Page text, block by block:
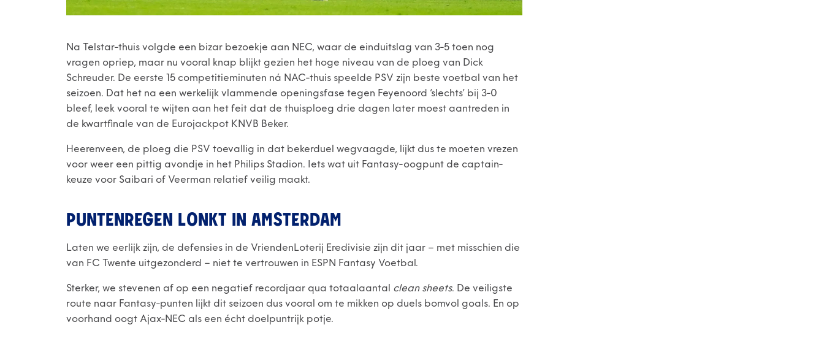
Na Telstar-thuis volgde een bizar bezoekje aan NEC, waar de einduitslag van 3-5 toen nog
vragen opriep, maar nu vooral knap blijkt gezien het hoge niveau van de ploeg van Dick
Schreuder. De eerste 15 competitieminuten ná NAC-thuis speelde PSV zijn beste voetbal van het
seizoen. Dat het na een werkelijk vlammende openingsfase tegen Feyenoord ‘slechts’ bij 3-0
bleef, leek vooral te wijten aan het feit dat de thuisploeg drie dagen later moest aantreden in
de kwartfinale van de Eurojackpot KNVB Beker.
Heerenveen, de ploeg die PSV toevallig in dat bekerduel wegvaagde, lijkt dus te moeten vrezen
voor weer een pittig avondje in het Philips Stadion. Iets wat uit Fantasy-oogpunt de captain-
keuze voor Saibari of Veerman relatief veilig maakt.
PUNTENREGEN LONKT IN AMSTERDAM
Laten we eerlijk zijn, de defensies in de VriendenLoterij Eredivisie zijn dit jaar – met misschien die
van FC Twente uitgezonderd – niet te vertrouwen in ESPN Fantasy Voetbal.
Sterker, we stevenen af op een negatief recordjaar qua totaalaantal clean sheets. De veiligste
route naar Fantasy-punten lijkt dit seizoen dus vooral om te mikken op duels bomvol goals. En op
voorhand oogt Ajax-NEC als een écht doelpuntrijk potje.